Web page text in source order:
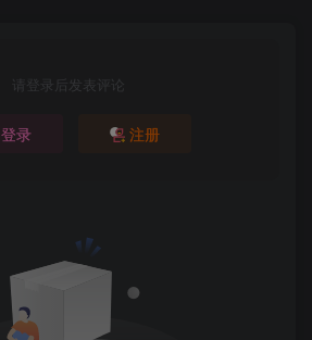
请登录后发表评论
登录 注册